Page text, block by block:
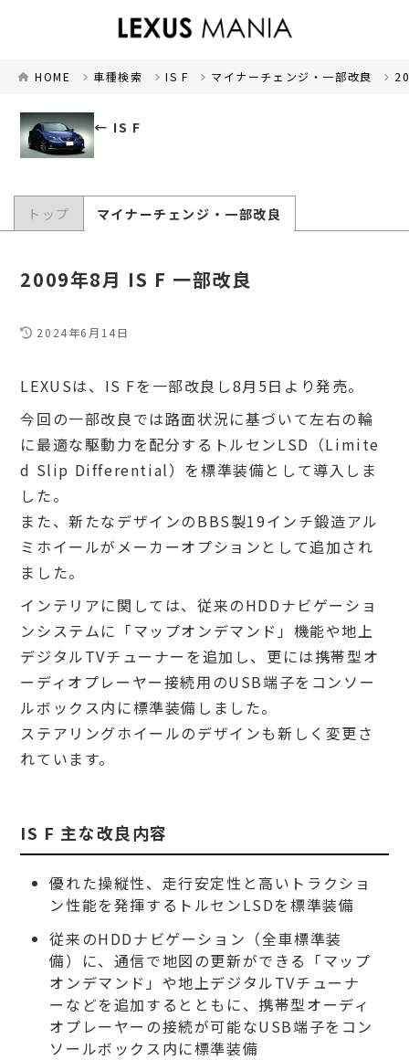
HOME 車種検索 IS F マイナーチェンジ・一部改良
IS F
トップ マイナーチェンジ・一部改良
2009年8月 IS F 一部改良
2024年6月14日
LEXUSは、IS Fを一部改良し8月5日より発売。
今回の一部改良では路面状況に基づいて左右の輪
に最適な駆動力を配分するトルセンLSD（Limite
d Slip Differential）を標準装備として導入しま
した。
また、新たなデザインのBBS製19インチ鍛造アル
ミホイールがメーカーオプションとして追加され
ました。
インテリアに関しては、従来のHDDナビゲーショ
ンシステムに「マップオンデマンド」機能や地上
デジタルTVチューナーを追加し、更には携帯型オ
ーディオプレーヤー接続用のUSB端子をコンソー
ルボックス内に標準装備しました。
ステアリングホイールのデザインも新しく変更さ
れています。
IS F 主な改良内容
優れた操縦性、走行安定性と高いトラクショ
ン性能を発揮するトルセンLSDを標準装備
従来のHDDナビゲーション（全車標準装
備）に、通信で地図の更新ができる「マップ
オンデマンド」や地上デジタルTVチューナ
ーなどを追加するとともに、携帯型オーディ
オプレーヤーの接続が可能なUSB端子をコン
ソールボックス内に標準装備